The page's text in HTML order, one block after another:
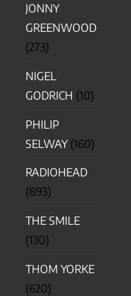
JONNY
GREENWOOD
(273)
NIGEL
GODRICH (10)
PHILIP
SELWAY(160)
RADIOHEAD
(893)
THE SMILE
(130)
THOM YORKE
(620)